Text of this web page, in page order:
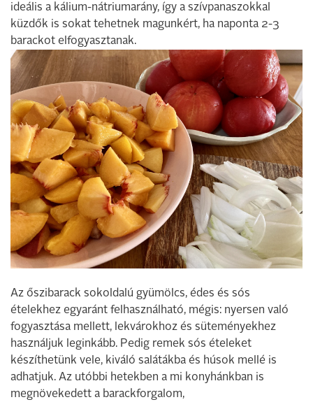
ideális a kálium-nátriumarány, így a szívpanaszokkal
küzdők is sokat tehetnek magunkért, ha naponta 2-3
barackot elfogyasztanak.
Az őszibarack sokoldalú gyümölcs, édes és sós
ételekhez egyaránt felhasználható, mégis: nyersen való
fogyasztása mellett, lekvárokhoz és süteményekhez
használjuk leginkább. Pedig remek sós ételeket
készíthetünk vele, kiváló salátákba és húsok mellé is
adhatjuk. Az utóbbi hetekben a mi konyhánkban is
megnövekedett a barackforgalom,